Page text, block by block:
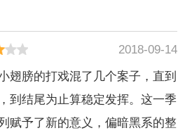
2018-09-14
翅膀的打戏混了几个案子，直到
到结尾为止算稳定发挥。这一季
赋予了新的意义，偏暗黑系的整